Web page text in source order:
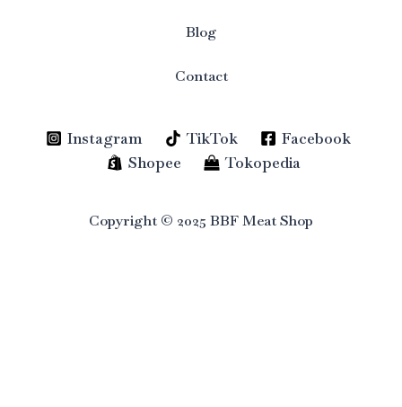
Blog
Contact
Instagram TikTok
Facebook
Shopee
Tokopedia
Copyright © 2025 BBF Meat Shop